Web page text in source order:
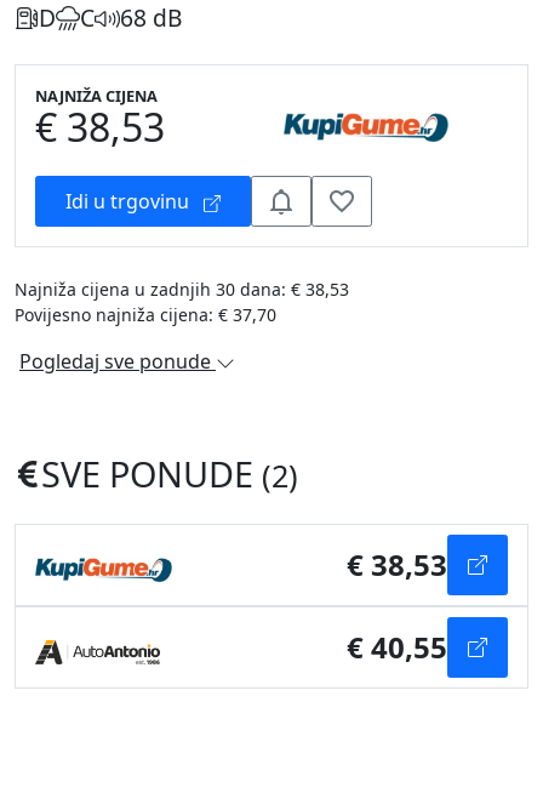
D C 68 dB
NAJNIŽA CIJENA
€ 38,53
Idi u trgovinu
Najniža cijena u zadnjih 30 dana: € 38,53
Povijesno najniža cijena: € 37,70
Pogledaj sve ponude
SVE PONUDE (2)
€ 38,53
€ 40,55